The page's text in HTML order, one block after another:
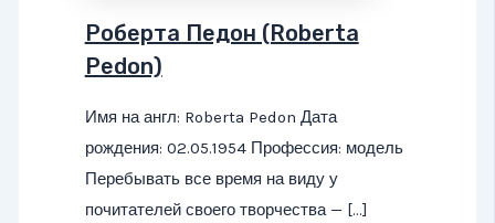
Роберта Педон (Roberta
Pedon)
Имя на англ: Roberta Pedon Дата
рождения: 02.05.1954 Профессия: модель
Перебывать все время на виду у
почитателей своего творчества — […]